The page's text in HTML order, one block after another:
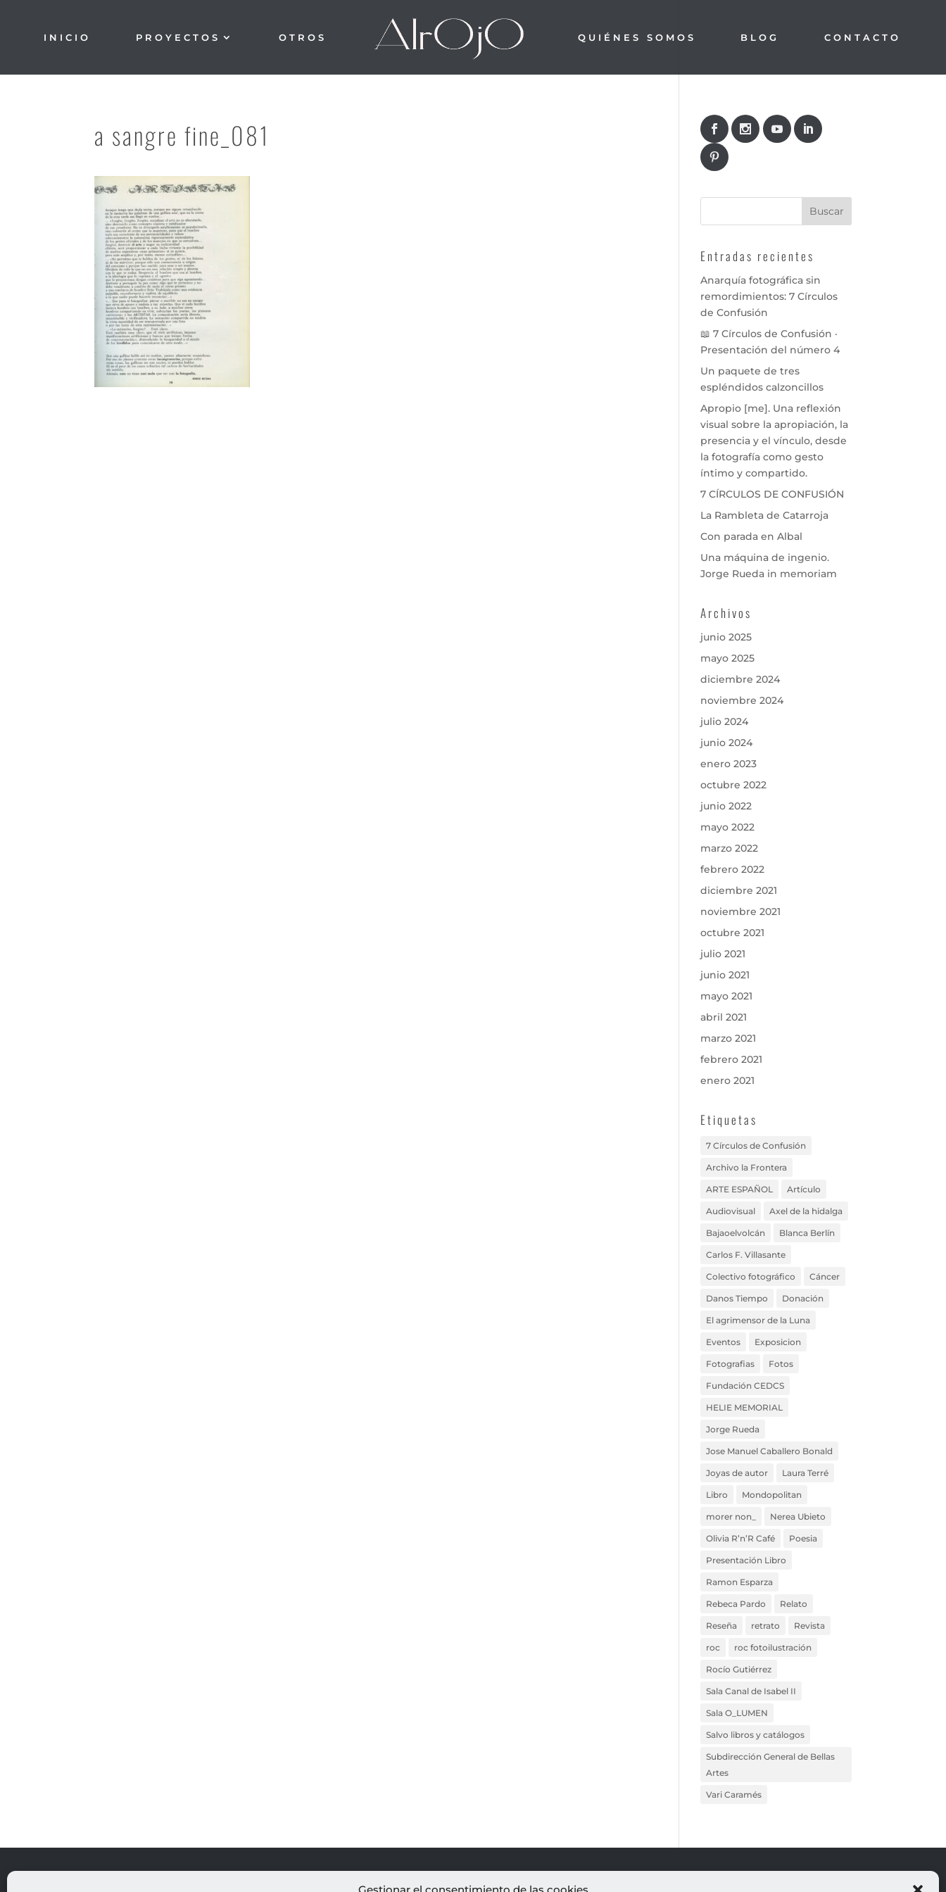
INICIO PROYECTOS OTROS QUIÉNES SOMOS BLOG CONTACTO
a sangre fine_081
Entradas recientes
Anarquía fotográfica sin
remordimientos: 7 Círculos
de Confusión
📖 7 Círculos de Confusión ·
Presentación del número 4
Un paquete de tres
espléndidos calzoncillos
Apropio [me]. Una reflexión
visual sobre la apropiación, la
presencia y el vínculo, desde
la fotografía como gesto
íntimo y compartido.
7 CÍRCULOS DE CONFUSIÓN
La Rambleta de Catarroja
Con parada en Albal
Una máquina de ingenio.
Jorge Rueda in memoriam
Archivos
junio 2025
mayo 2025
diciembre 2024
noviembre 2024
julio 2024
junio 2024
enero 2023
octubre 2022
junio 2022
mayo 2022
marzo 2022
febrero 2022
diciembre 2021
noviembre 2021
octubre 2021
julio 2021
junio 2021
mayo 2021
abril 2021
marzo 2021
febrero 2021
enero 2021
Etiquetas
7 Círculos de Confusión
Archivo la Frontera
ARTE ESPAÑOL Artículo
Audiovisual Axel de la hidalga
Bajaoelvolcán Blanca Berlín
Carlos F. Villasante
Colectivo fotográfico Cáncer
Danos Tiempo Donación
El agrimensor de la Luna
Eventos Exposicion
Fotografias Fotos
Fundación CEDCS
HELIE MEMORIAL
Jorge Rueda
Jose Manuel Caballero Bonald
Joyas de autor Laura Terré
Libro Mondopolitan
morer non_ Nerea Ubieto
Olivia R’n’R Café Poesia
Presentación Libro
Ramon Esparza
Rebeca Pardo Relato
Reseña retrato Revista
roc roc fotoilustración
Rocío Gutiérrez
Sala Canal de Isabel II
Sala O_LUMEN
Salvo libros y catálogos
Subdirección General de Bellas
Artes
Vari Caramés
PROYECTOS